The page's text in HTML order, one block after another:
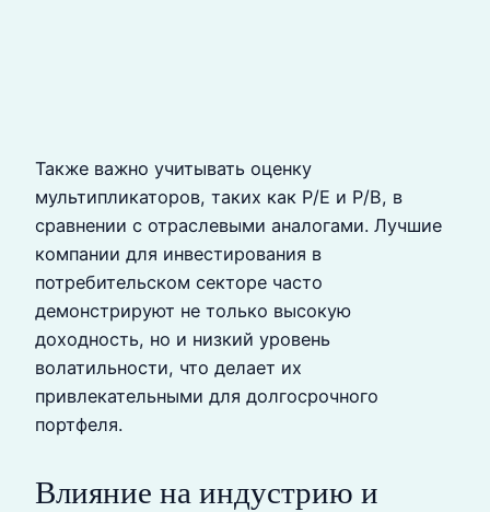
Также важно учитывать оценку
мультипликаторов, таких как P/E и P/B, в
сравнении с отраслевыми аналогами. Лучшие
компании для инвестирования в
потребительском секторе часто
демонстрируют не только высокую
доходность, но и низкий уровень
волатильности, что делает их
привлекательными для долгосрочного
портфеля.
Влияние на индустрию и